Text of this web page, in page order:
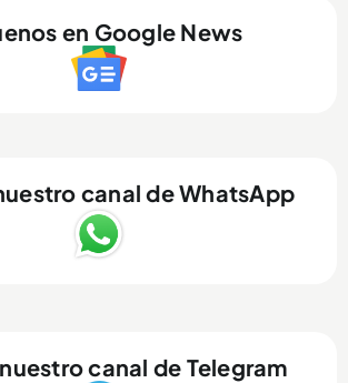
en Google News
canal de WhatsApp
canal de Telegram